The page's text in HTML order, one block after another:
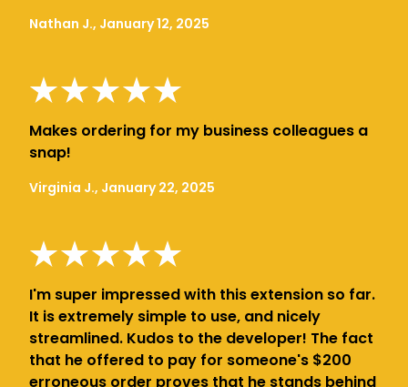
Nathan J., January 12, 2025
Makes ordering for my business colleagues a
snap!
Virginia J., January 22, 2025
I'm super impressed with this extension so far.
It is extremely simple to use, and nicely
streamlined. Kudos to the developer! The fact
that he offered to pay for someone's $200
erroneous order proves that he stands behind